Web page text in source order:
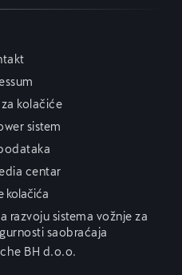
kolačiće
sistem
centar
kolačića
razvoju sistema vožnje za
saobraćaja
BH d.o.o.